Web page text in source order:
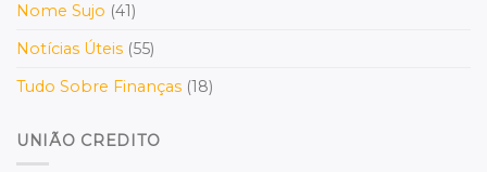
Nome Sujo (41)
Notícias Úteis (55)
Tudo Sobre Finanças (18)
UNIÃO CREDITO